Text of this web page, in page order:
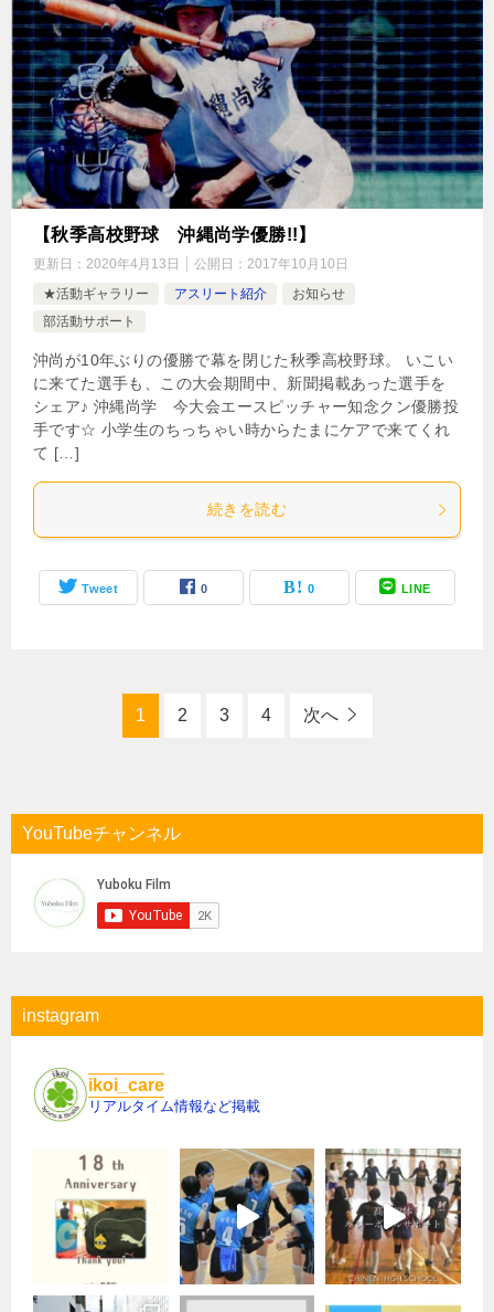
【秋季高校野球 沖縄尚学優勝!!】
更新日： 2020年4月13日 公開日： 2017年10月10日
★活動ギャラリー
アスリート紹介
お知らせ
部活動サポート
沖尚が10年ぶりの優勝で幕を閉じた秋季高校野球。 いこい
に来てた選手も、この大会期間中、新聞掲載あった選手を
シェア♪ 沖縄尚学 今大会エースピッチャー知念クン優勝投
手です☆ 小学生のちっちゃい時からたまにケアで来てくれ
て […]
続きを読む
Tweet 0 0 LINE
1 2 3 4 次へ
YouTubeチャンネル
instagram
ikoi_care
リアルタイム情報など掲載